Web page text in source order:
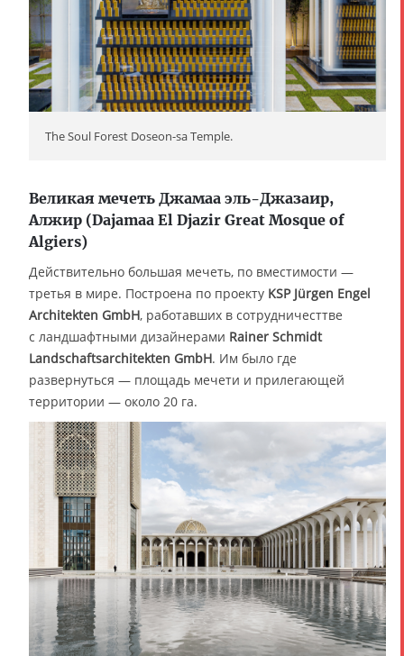
The Soul Forest Doseon-sa Temple.
Великая мечеть Джамаа эль-Джазаир,
Алжир (Dajamaa El Djazir Great Mosque of
Algiers)
Действительно большая мечеть, по вместимости —
третья в мире. Построена по проекту KSP Jürgen Engel
Architekten GmbH, работавших в сотрудничесттве
с ландшафтными дизайнерами Rainer Schmidt
Landschaftsarchitekten GmbH. Им было где
развернуться — площадь мечети и прилегающей
территории — около 20 га.